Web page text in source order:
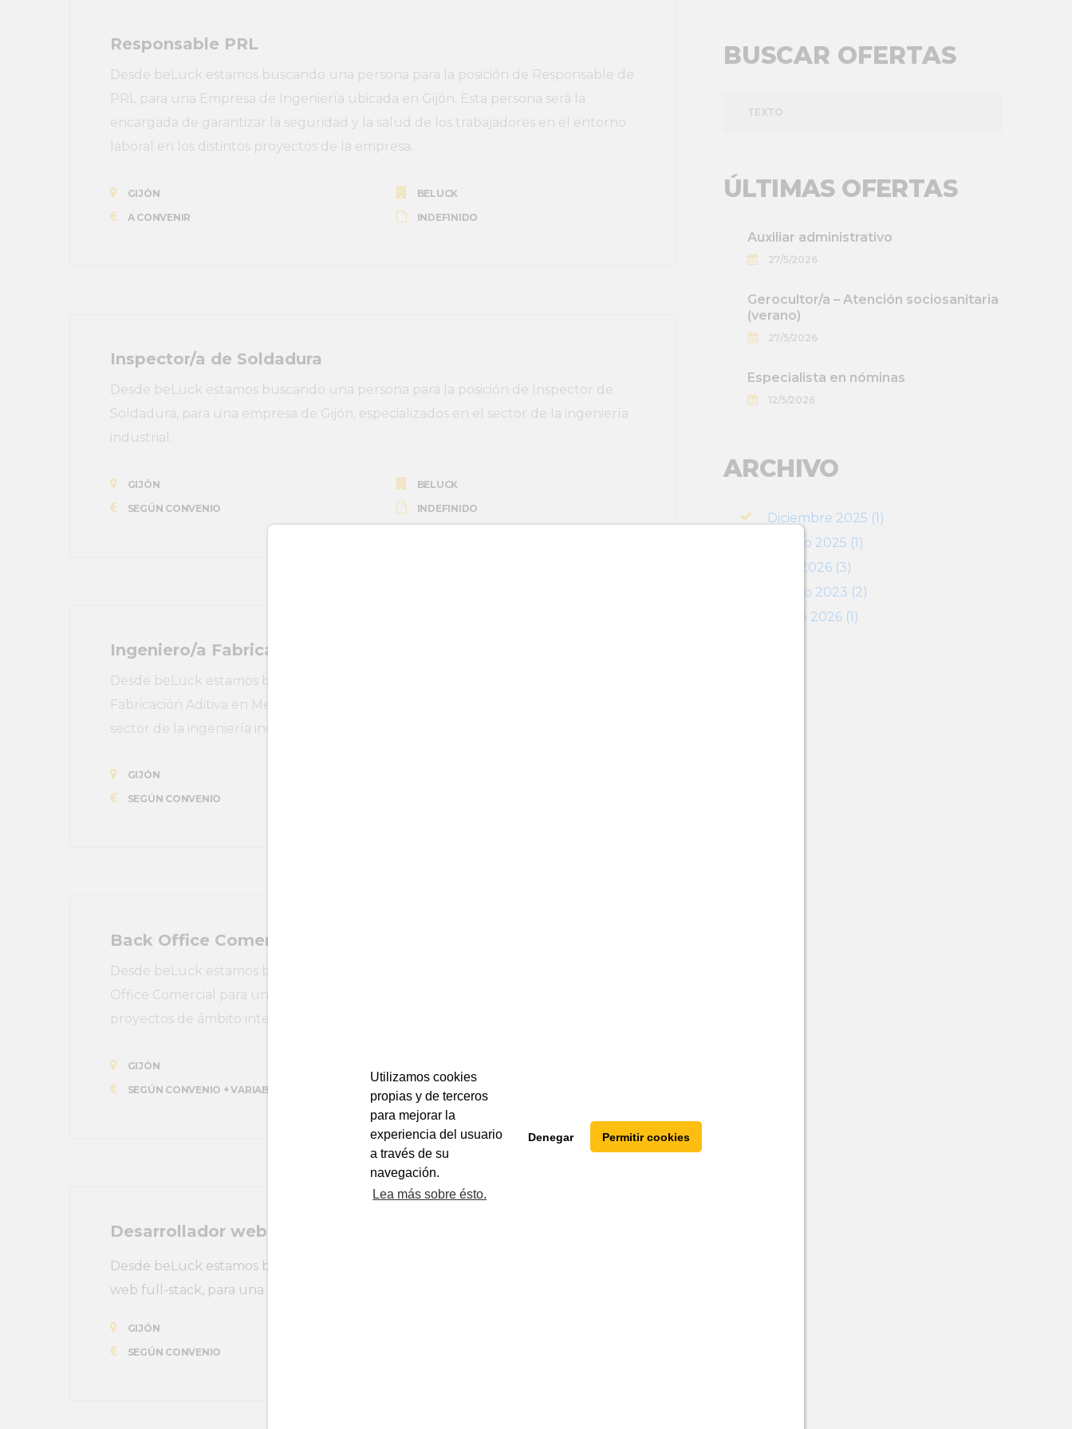
Utilizamos cookies
propias y de terceros
para mejorar la
experiencia del usuario
a través de su
navegación.
Lea más sobre ésto.
Denegar Permitir cookies
Responsable PRL
Desde beLuck estamos buscando una persona para la posición de Responsable de
PRL para una Empresa de Ingeniería ubicada en Gijón. Esta persona será la
encargada de garantizar la seguridad y la salud de los trabajadores en el entorno
laboral en los distintos proyectos de la empresa.
GIJÓN
BELUCK
A CONVENIR
INDEFINIDO
Inspector/a de Soldadura
Desde beLuck estamos buscando una persona para la posición de Inspector de
Soldadura, para una empresa de Gijón, especializados en el sector de la ingeniería
industrial.
GIJÓN
BELUCK
SEGÚN CONVENIO
INDEFINIDO
Ingeniero/a Fabricación Aditiva Metálica
Desde beLuck estamos buscando una persona para la posición de Ingeniero/a
Fabricación Aditiva en Metal, para una empresa de Gijón, especializados en el
sector de la ingeniería industrial.
GIJÓN
SEGÚN CONVENIO
Back Office Comercial
Desde beLuck estamos buscando una persona para ocupar la posición de Back
Office Comercial para una empresa del sector TIC referente en la región y con
proyectos de ámbito internacional.
GIJÓN
SEGÚN CONVENIO + VARIABLE
INDEFINIDO
Desarrollador web full-stack
Desde beLuck estamos buscando una persona para la posición de Desarrollador
web full-stack, para una empresa TIC de Gijón.
GIJÓN
SEGÚN CONVENIO
BUSCAR OFERTAS
ÚLTIMAS OFERTAS
Auxiliar administrativo
27/5/2026
Gerocultor/a – Atención sociosanitaria
(verano)
27/5/2026
Especialista en nóminas
12/5/2026
ARCHIVO
Diciembre 2025 (1)
Agosto 2025 (1)
Abril 2026 (3)
Agosto 2023 (2)
Marzo 2026 (1)